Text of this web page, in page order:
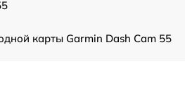
карты Garmin Dash Cam 55